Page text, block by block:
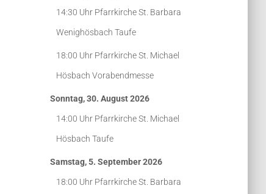
14:30 Uhr Pfarrkirche St. Barbara
Wenighösbach Taufe
18:00 Uhr Pfarrkirche St. Michael
Hösbach Vorabendmesse
Sonntag, 30. August 2026
14:00 Uhr Pfarrkirche St. Michael
Hösbach Taufe
Samstag, 5. September 2026
18:00 Uhr Pfarrkirche St. Barbara